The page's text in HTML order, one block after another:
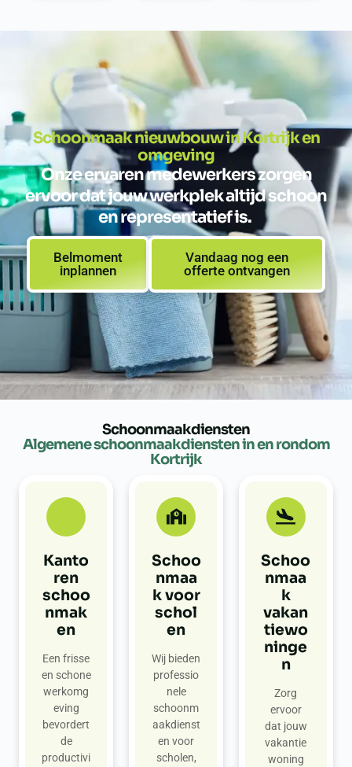
Schoonmaak nieuwbouw in Kortrijk en
omgeving
Onze ervaren medewerkers zorgen
ervoor dat jouw werkplek altijd schoon
en representatief is.
Belmoment
inplannen
Vandaag nog een
offerte ontvangen
Schoonmaakdiensten
Algemene schoonmaakdiensten in en rondom
Kortrijk
Kanto
ren
schoo
nmak
en
Een frisse
en schone
werkomg
eving
bevordert
de
productivi
Schoo
nmaa
k voor
schol
en
Wij bieden
professio
nele
schoonm
aakdienst
en voor
scholen,
Schoo
nmaa
k
vakan
tiewo
ninge
n
Zorg
ervoor
dat jouw
vakantie
woning